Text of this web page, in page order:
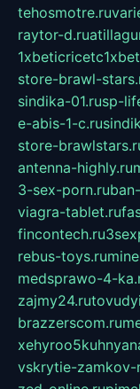
tehosmotre.ru
raytor-d.ru
store-brawl-
sindika-01.rusp-
e-abis-1-c.ru
store-
antenna-highly.ru
3-sex-porn.ru
viagra-tablet.ru
fincontech.ru
rebus-toys.ru
medsprawo-4-
zajmy24.ru
brazzerscom.ru
vskrytie-zamkov-